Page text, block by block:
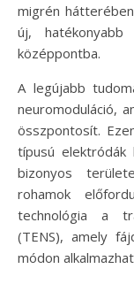
migrén
új, hatékonyabb
középpontba.
A legújabb
neuromoduláció,
összpontosít.
típusú elektródák
bizonyos
rohamok
technológia a
(TENS), amely
módon